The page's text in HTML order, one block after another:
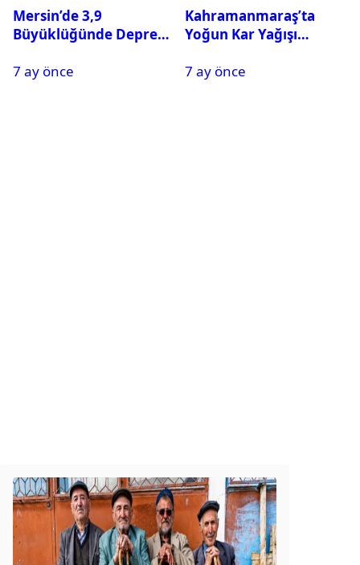
Mersin’de 3,9
Büyüklüğünde Deprem
7 ay önce
Kahramanmaraş’ta
Yoğun Kar Yağışı
Tatil
7 ay önce